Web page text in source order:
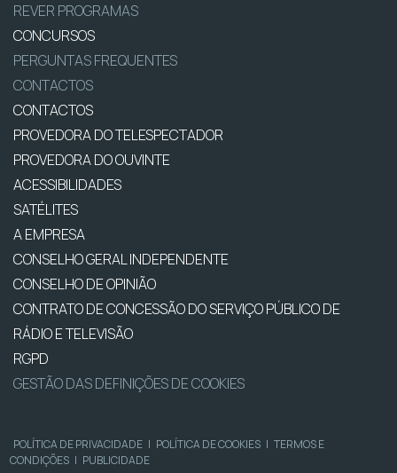
REVER PROGRAMAS
CONCURSOS
PERGUNTAS FREQUENTES
CONTACTOS
CONTACTOS
PROVEDORA DO TELESPECTADOR
PROVEDORA DO OUVINTE
ACESSIBILIDADES
SATÉLITES
A EMPRESA
CONSELHO GERAL INDEPENDENTE
CONSELHO DE OPINIÃO
CONTRATO DE CONCESSÃO DO SERVIÇO PÚBLICO DE
RÁDIO E TELEVISÃO
RGPD
GESTÃO DAS DEFINIÇÕES DE COOKIES
POLÍTICA DE PRIVACIDADE | POLÍTICA DE COOKIES | TERMOS E
CONDIÇÕES | PUBLICIDADE